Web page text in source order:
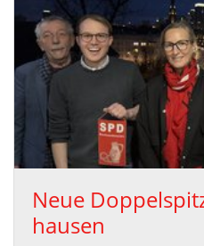
Neue
hau­sen